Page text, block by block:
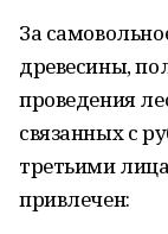
За
древесины,
проведения
связанных с
третьими
привлечен: